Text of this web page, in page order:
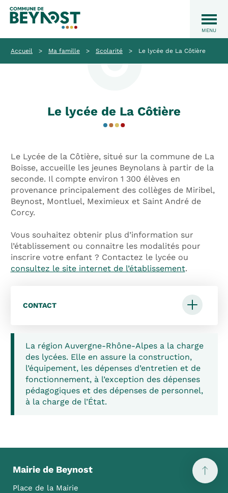
Accueil > Ma famille > Scolarité > Le lycée de La Côtière
Le lycée de La Côtière
Le Lycée de la Côtière, situé sur la commune de La
Boisse, accueille les jeunes Beynolans à partir de la
seconde. Il compte environ 1 300 élèves en
provenance principalement des collèges de Miribel,
Beynost, Montluel, Meximieux et Saint André de
Corcy.
Vous souhaitez obtenir plus d’information sur
l’établissement ou connaitre les modalités pour
inscrire votre enfant ? Contactez le lycée ou
consultez le site internet de l’établissement.
CONTACT
La région Auvergne-Rhône-Alpes a la charge
des lycées. Elle en assure la construction,
l’équipement, les dépenses d’entretien et de
fonctionnement, à l’exception des dépenses
pédagogiques et des dépenses de personnel,
à la charge de l’État.
Mairie de Beynost
Place de la Mairie